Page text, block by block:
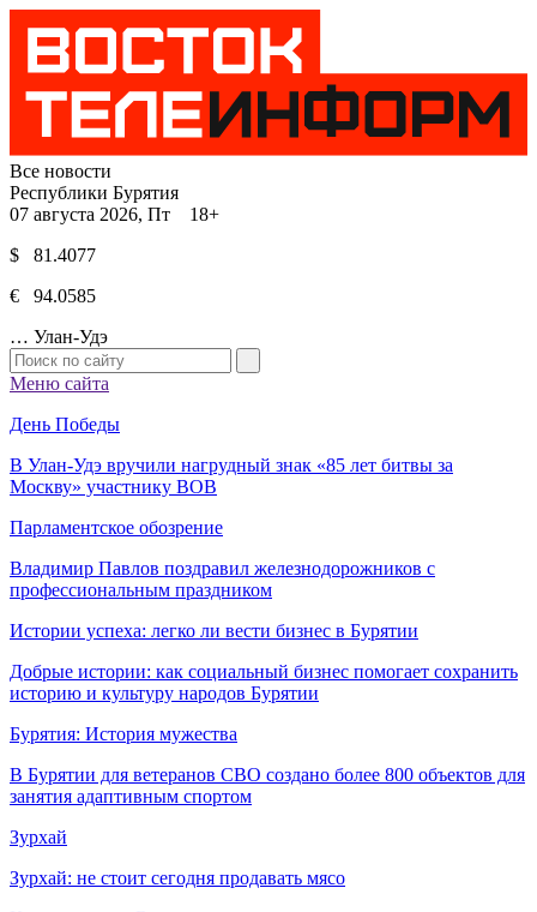
Все новости
Республики Бурятия
07 августа 2026, Пт 18+
$ 81.4077
€ 94.0585
… Улан-Удэ
Меню сайта
День Победы
В Улан-Удэ вручили нагрудный знак «85 лет битвы за
Москву» участнику ВОВ
Парламентское обозрение
Владимир Павлов поздравил железнодорожников с
профессиональным праздником
Истории успеха: легко ли вести бизнес в Бурятии
Добрые истории: как социальный бизнес помогает сохранить
историю и культуру народов Бурятии
Бурятия: История мужества
В Бурятии для ветеранов СВО создано более 800 объектов для
занятия адаптивным спортом
Зурхай
Зурхай: не стоит сегодня продавать мясо